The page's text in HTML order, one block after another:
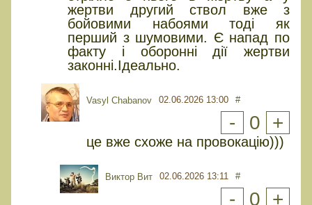
жертви другий ствол вже з
бойовими набоями тоді як
перший з шумовими. Є напад по
факту і оборонні дії жертви
законні.Ідеально.
Vasyl Chabanov 02.06.2026 13:00 #
- 0 +
це вже схоже на провокацію)))
Виктор Вит 02.06.2026 13:11 #
- 0 +